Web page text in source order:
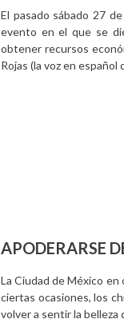
El pasado sábado 27
evento en el que se
obtener recursos
Rojas (la voz en
APODERARSE
La Ciudad de México en
ciertas ocasiones, los
volver a sentir la belleza